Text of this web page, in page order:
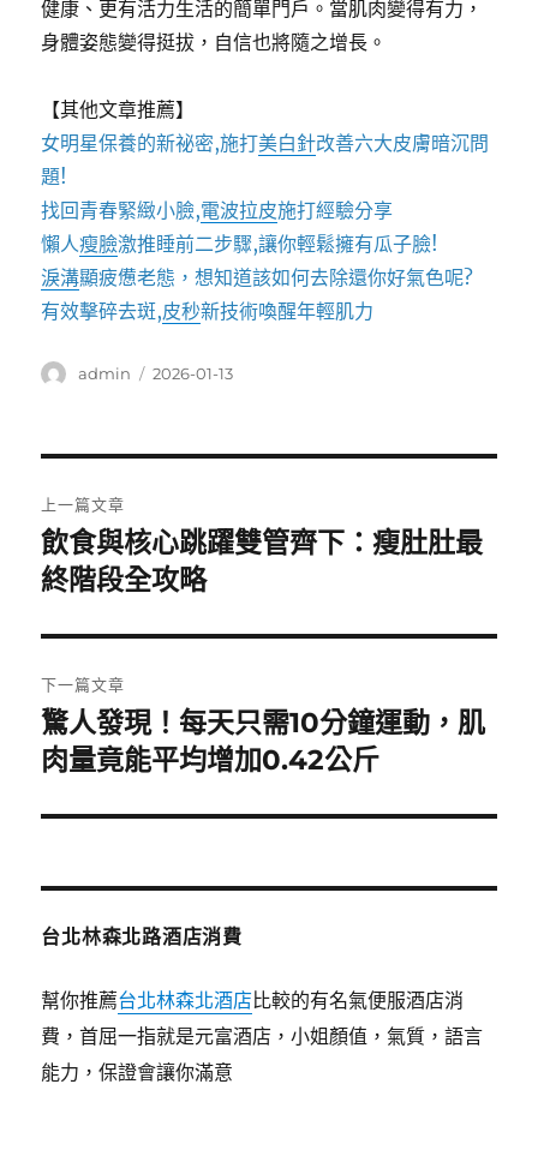
健康、更有活力生活的簡單門戶。當肌肉變得有力，
身體姿態變得挺拔，自信也將隨之增長。
【其他文章推薦】
女明星保養的新祕密,施打美白針改善六大皮膚暗沉問
題!
找回青春緊緻小臉,電波拉皮施打經驗分享
懶人瘦臉激推睡前二步驟,讓你輕鬆擁有瓜子臉!
淚溝顯疲憊老態，想知道該如何去除還你好氣色呢?
有效擊碎去斑,皮秒新技術喚醒年輕肌力
作
admin
發
2026-01-13
章
導
覽
上一篇文章
上
一
文
章:
飲食與核心跳躍雙管齊下：瘦肚肚最
終階段全攻略
下一篇文章
下
一
文
驚人發現！每天只需10分鐘運動，肌
肉量竟能平均增加0.42公斤
台北林森北路酒店消費
幫你推薦台北林森北酒店比較的有名氣便服酒店消
費，首屈一指就是元富酒店，小姐顏值，氣質，語言
能力，保證會讓你滿意